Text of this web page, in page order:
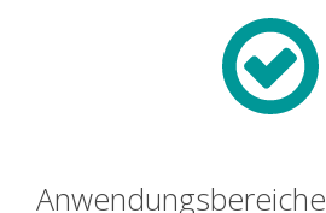
Anwendungsbereiche